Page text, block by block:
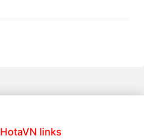
HotaVN links